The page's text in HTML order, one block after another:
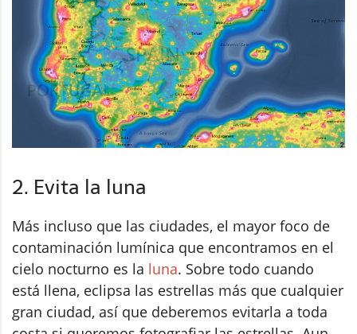
2. Evita la luna
Más incluso que las ciudades, el mayor foco de
contaminación lumínica que encontramos en el
cielo nocturno es la luna. Sobre todo cuando
está llena, eclipsa las estrellas más que cualquier
gran ciudad, así que deberemos evitarla a toda